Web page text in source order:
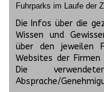
Fuhrparks im Laufe der
Die Infos über die
Wissen und
über den jeweilen
Websites der
Die
Absprache/